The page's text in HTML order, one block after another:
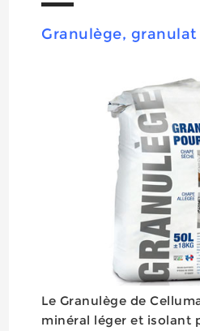
Granulège,
Le Granulège de
minéral léger et isolant